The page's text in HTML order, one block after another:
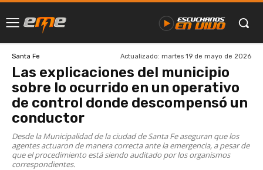
Santa Fe Actualizado: martes 19 de mayo de 2026
Las explicaciones del municipio
sobre lo ocurrido en un operativo
de control donde descompensó un
conductor
Desde la Municipalidad de la ciudad de Santa Fe aseguran que los
agentes actuaron de manera correcta ante la emergencia, a pesar de
que el procedimiento está siendo auditado por los organismos
correspondientes.